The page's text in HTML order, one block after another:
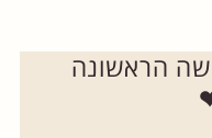
הראשונה